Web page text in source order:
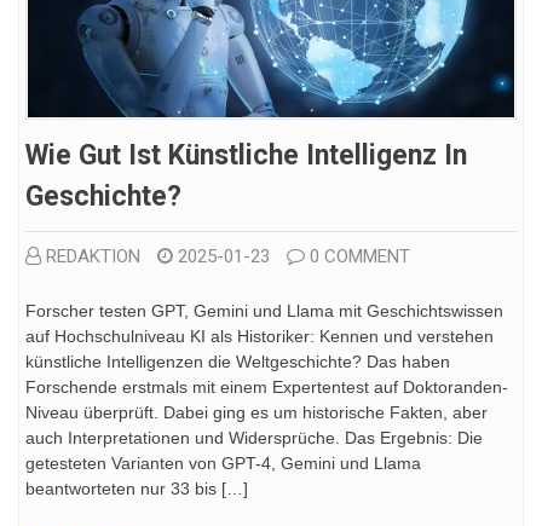
Wie Gut Ist Künstliche Intelligenz In
Geschichte?
REDAKTION 2025-01-23 0 COMMENT
Forscher testen GPT, Gemini und Llama mit Geschichtswissen
auf Hochschulniveau KI als Historiker: Kennen und verstehen
künstliche Intelligenzen die Weltgeschichte? Das haben
Forschende erstmals mit einem Expertentest auf Doktoranden-
Niveau überprüft. Dabei ging es um historische Fakten, aber
auch Interpretationen und Widersprüche. Das Ergebnis: Die
getesteten Varianten von GPT-4, Gemini und Llama
beantworteten nur 33 bis […]